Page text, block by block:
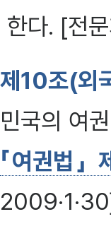
한다. [전
제10조(외
민국의 여
「여권법」